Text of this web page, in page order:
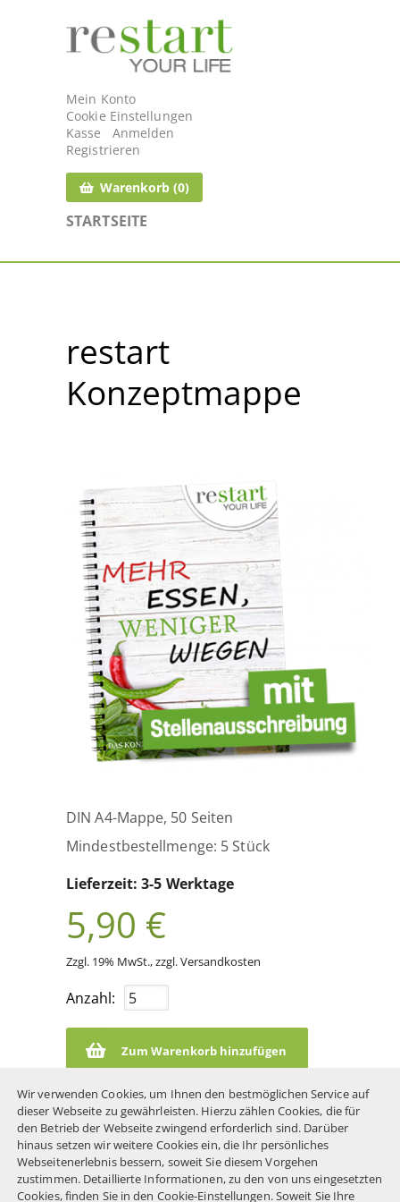
Wir verwenden Cookies, um Ihnen den bestmöglichen Service auf
dieser Webseite zu gewährleisten. Hierzu zählen Cookies, die für
den Betrieb der Webseite zwingend erforderlich sind. Darüber
hinaus setzen wir weitere Cookies ein, die Ihr persönliches
Webseitenerlebnis bessern, soweit Sie diesem Vorgehen
zustimmen. Detaillierte Informationen, zu den von uns eingesetzten
Cookies, finden Sie in den Cookie-Einstellungen. Soweit Sie Ihre
Mein Konto
Cookie Einstellungen
Kasse
Anmelden
Registrieren
Warenkorb (0)
STARTSEITE
restart
Konzeptmappe
DIN A4-Mappe, 50 Seiten
Mindestbestellmenge: 5 Stück
Lieferzeit: 3-5 Werktage
5,90 €
Zzgl. 19% MwSt.,zzgl. Versandkosten
Anzahl:
Zum Warenkorb hinzufügen
Zahlungsarten